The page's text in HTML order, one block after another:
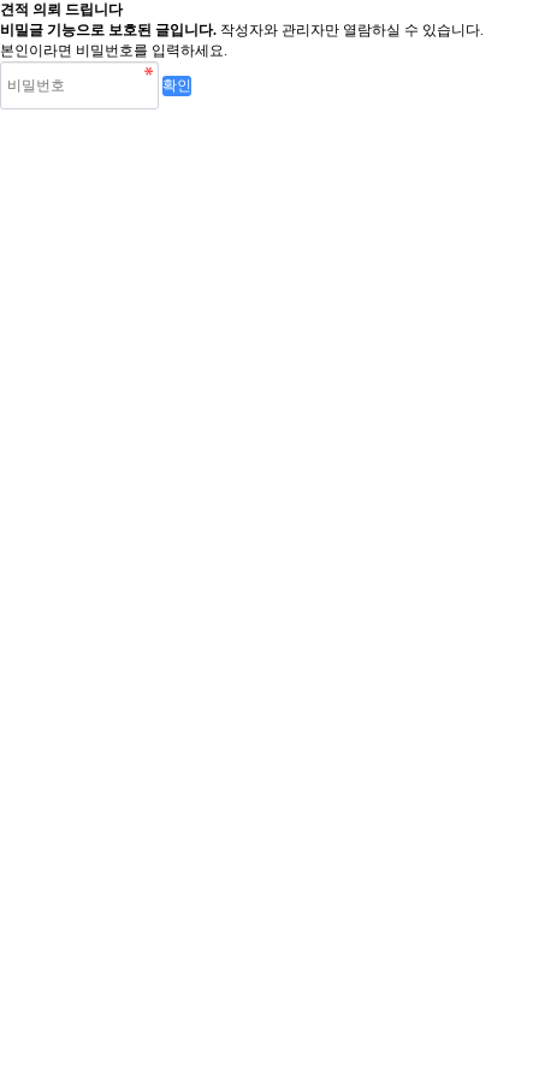
견적 의뢰 드립니다
비밀글 기능으로 보호된 글입니다. 작성자와 관리자만 열람하실 수 있습니다.
본인이라면 비밀번호를 입력하세요.